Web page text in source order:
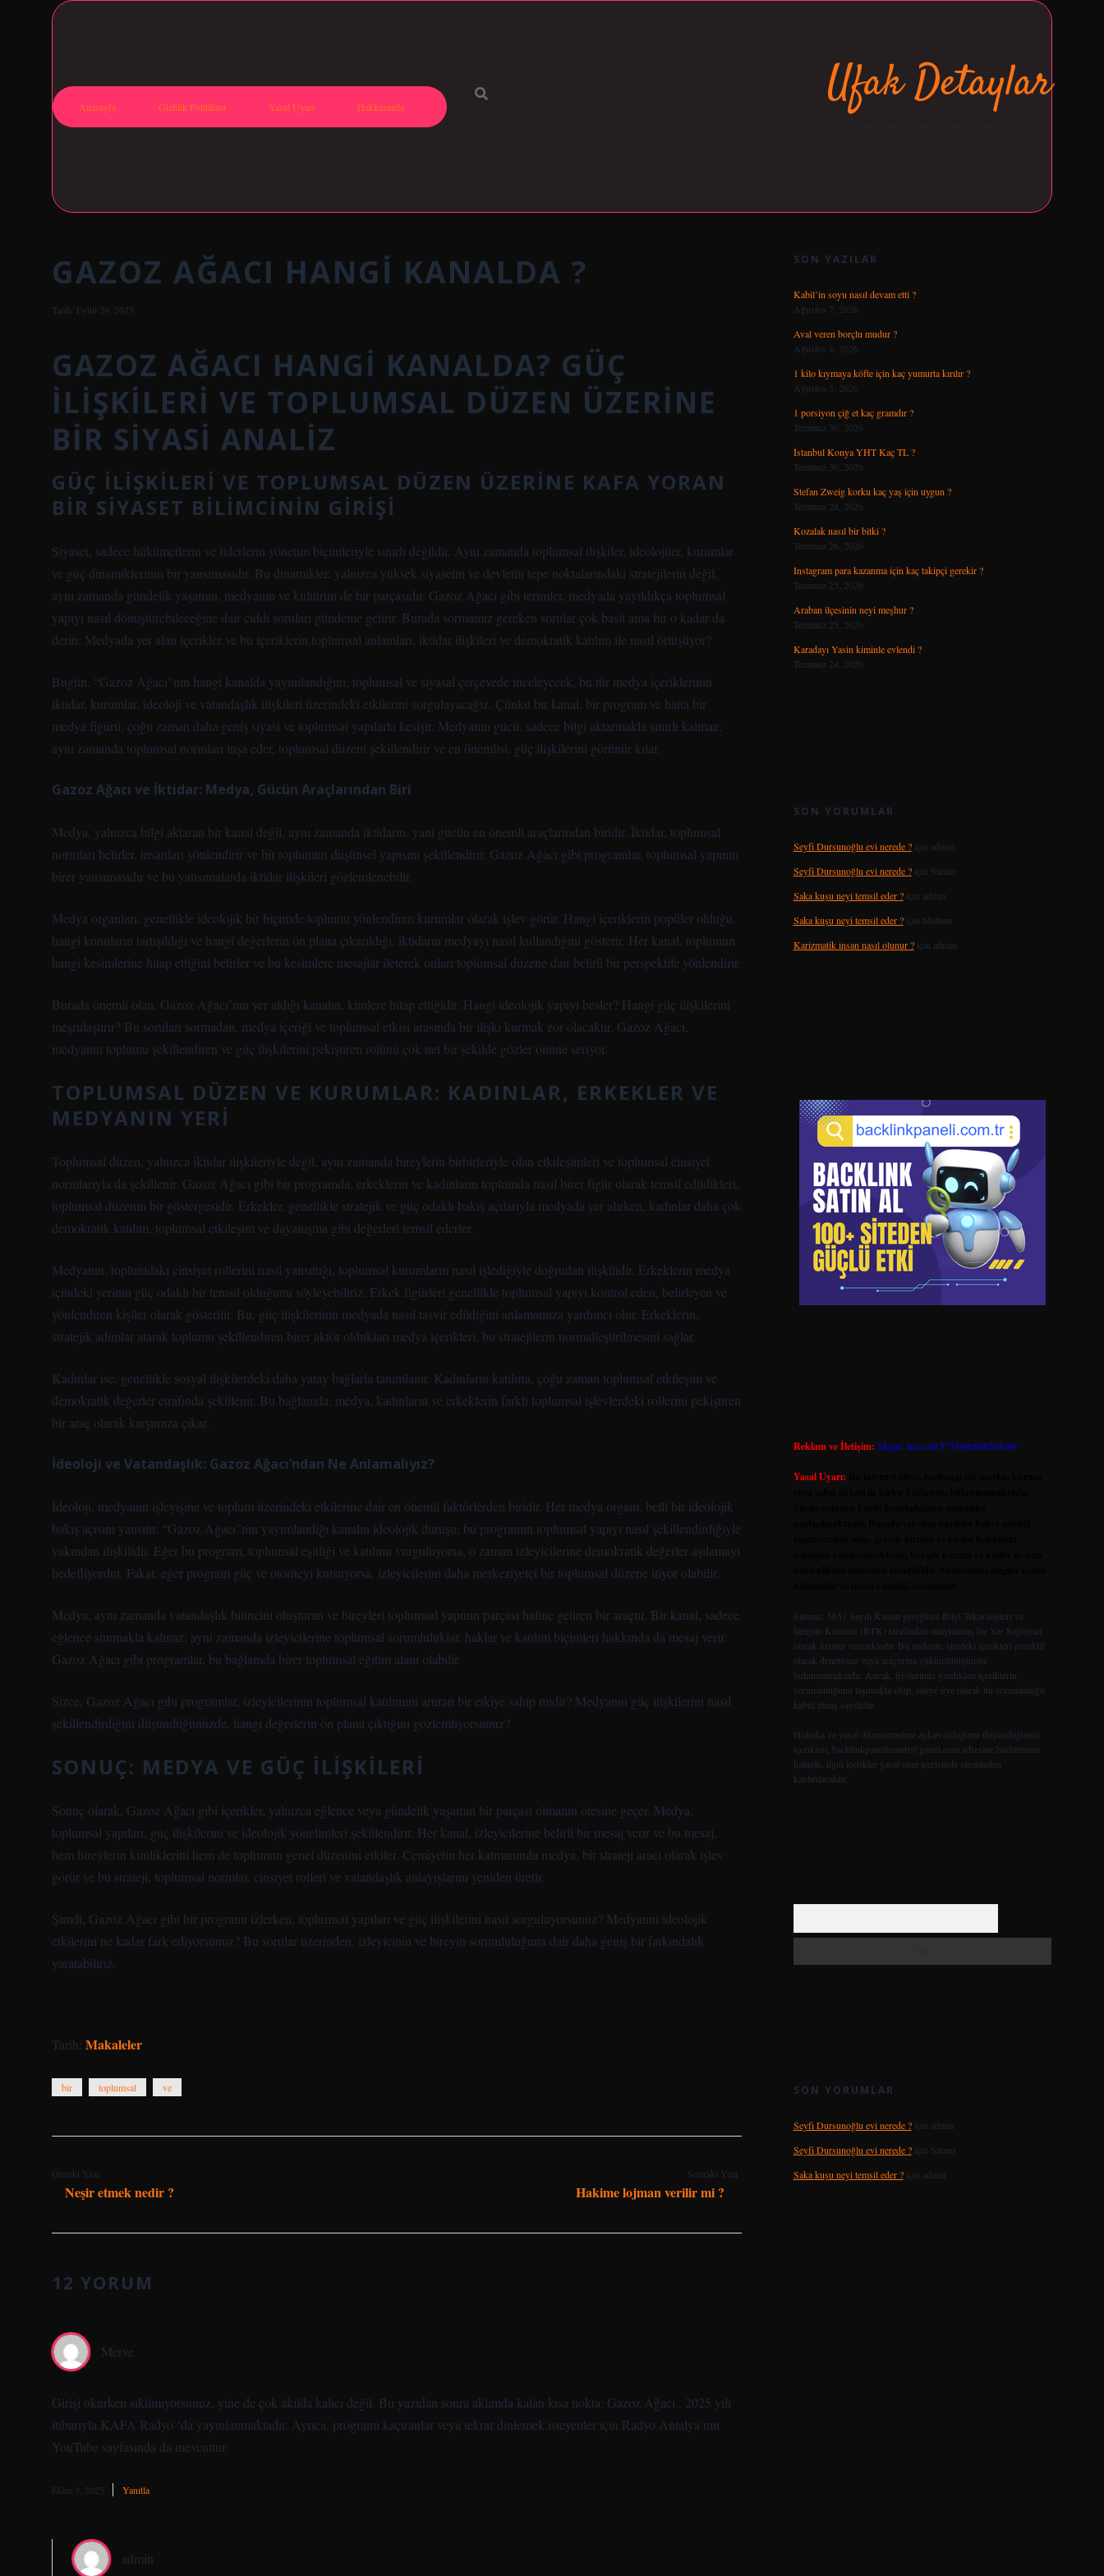
Anasayfa Gizlilik Politikası Yasal Uyarı Hakkımızda Ufak Detaylar
GAZOZ AĞACI HANGI KANALDA ?
Tarih: Eylül 29, 2025
GAZOZ AĞACI HANGI KANALDA? GÜÇ
İLIŞKILERI VE TOPLUMSAL DÜZEN ÜZERINE
BIR SIYASI ANALIZ
GÜÇ İLIŞKILERI VE TOPLUMSAL DÜZEN ÜZERINE KAFA YORAN
BIR SIYASET BILIMCININ GIRIŞI
Siyaset, sadece hükümetlerin ve liderlerin yönetim biçimleriyle sınırlı değildir. Aynı zamanda toplumsal ilişkiler, ideolojiler, kurumlar
ve güç dinamiklerinin bir yansımasıdır. Bu dinamikler, yalnızca yüksek siyasetin ve devletin tepe noktalarındaki stratejilerin değil,
aynı zamanda gündelik yaşamın, medyanın ve kültürün de bir parçasıdır. Gazoz Ağacı gibi terimler, medyada yayıldıkça toplumsal
yapıyı nasıl dönüştürebileceğine dair ciddi soruları gündeme getirir. Burada sormamız gereken sorular çok basit ama bir o kadar da
derin: Medyada yer alan içerikler ve bu içeriklerin toplumsal anlamları, iktidar ilişkileri ve demokratik katılım ile nasıl örtüşüyor?
Bugün, “Gazoz Ağacı”nın hangi kanalda yayımlandığını, toplumsal ve siyasal çerçevede inceleyecek, bu tür medya içeriklerinin
iktidar, kurumlar, ideoloji ve vatandaşlık ilişkileri üzerindeki etkilerini sorgulayacağız. Çünkü bir kanal, bir program ve hatta bir
medya figürü, çoğu zaman daha geniş siyasi ve toplumsal yapılarla kesişir. Medyanın gücü, sadece bilgi aktarmakla sınırlı kalmaz;
aynı zamanda toplumsal normları inşa eder, toplumsal düzeni şekillendirir ve en önemlisi, güç ilişkilerini görünür kılar.
Gazoz Ağacı ve İktidar: Medya, Gücün Araçlarından Biri
Medya, yalnızca bilgi aktaran bir kanal değil, aynı zamanda iktidarın, yani gücün en önemli araçlarından biridir. İktidar, toplumsal
normları belirler, insanları yönlendirir ve bir toplumun düşünsel yapısını şekillendirir. Gazoz Ağacı gibi programlar, toplumsal yapının
birer yansımasıdır ve bu yansımalarda iktidar ilişkileri gözlemlenebilir.
Medya organları, genellikle ideolojik bir biçimde toplumu yönlendiren kurumlar olarak işlev görür. Hangi içeriklerin popüler olduğu,
hangi konuların tartışıldığı ve hangi değerlerin ön plana çıkarıldığı, iktidarın medyayı nasıl kullandığını gösterir. Her kanal, toplumun
hangi kesimlerine hitap ettiğini belirler ve bu kesimlere mesajlar ileterek onları toplumsal düzene dair belirli bir perspektife yönlendirir.
Burada önemli olan, Gazoz Ağacı’nın yer aldığı kanalın, kimlere hitap ettiğidir. Hangi ideolojik yapıyı besler? Hangi güç ilişkilerini
meşrulaştırır? Bu soruları sormadan, medya içeriği ve toplumsal etkisi arasında bir ilişki kurmak zor olacaktır. Gazoz Ağacı,
medyanın toplumu şekillendiren ve güç ilişkilerini pekiştiren rolünü çok net bir şekilde gözler önüne seriyor.
TOPLUMSAL DÜZEN VE KURUMLAR: KADINLAR, ERKEKLER VE
MEDYANIN YERI
Toplumsal düzen, yalnızca iktidar ilişkileriyle değil, aynı zamanda bireylerin birbirleriyle olan etkileşimleri ve toplumsal cinsiyet
normlarıyla da şekillenir. Gazoz Ağacı gibi bir programda, erkeklerin ve kadınların toplumda nasıl birer figür olarak temsil edildikleri,
toplumsal düzenin bir göstergesidir. Erkekler, genellikle stratejik ve güç odaklı bakış açılarıyla medyada yer alırken, kadınlar daha çok
demokratik katılım, toplumsal etkileşim ve dayanışma gibi değerleri temsil ederler.
Medyanın, toplumdaki cinsiyet rollerini nasıl yansıttığı, toplumsal kurumların nasıl işlediğiyle doğrudan ilişkilidir. Erkeklerin medya
içindeki yerinin güç odaklı bir temsil olduğunu söyleyebiliriz. Erkek figürleri genellikle toplumsal yapıyı kontrol eden, belirleyen ve
yönlendiren kişiler olarak gösterilir. Bu, güç ilişkilerinin medyada nasıl tasvir edildiğini anlamamıza yardımcı olur. Erkeklerin,
stratejik adımlar atarak toplumu şekillendiren birer aktör oldukları medya içerikleri, bu stratejilerin normalleştirilmesini sağlar.
Kadınlar ise, genellikle sosyal ilişkilerdeki daha yatay bağlarla tanımlanır. Kadınların katılımı, çoğu zaman toplumsal etkileşim ve
demokratik değerler etrafında şekillenir. Bu bağlamda, medya, kadınların ve erkeklerin farklı toplumsal işlevlerdeki rollerini pekiştiren
bir araç olarak karşımıza çıkar.
İdeoloji ve Vatandaşlık: Gazoz Ağacı’ndan Ne Anlamalıyız?
İdeoloji, medyanın işleyişine ve toplum üzerindeki etkilerine dair en önemli faktörlerden biridir. Her medya organı, belli bir ideolojik
bakış açısını yansıtır. “Gazoz Ağacı”nın yayımlandığı kanalın ideolojik duruşu, bu programın toplumsal yapıyı nasıl şekillendirdiğiyle
yakından ilişkilidir. Eğer bu program, toplumsal eşitliği ve katılımı vurguluyorsa, o zaman izleyicilerine demokratik değerler aşılamayı
hedefliyordur. Fakat, eğer program güç ve otoriteyi kutsuyorsa, izleyicilerini daha merkeziyetçi bir toplumsal düzene itiyor olabilir.
Medya, aynı zamanda vatandaşlık bilincini oluşturan ve bireyleri toplumsal yapının parçası haline getiren bir araçtır. Bir kanal, sadece
eğlence sunmakla kalmaz; aynı zamanda izleyicilerine toplumsal sorumluluklar, haklar ve katılım biçimleri hakkında da mesaj verir.
Gazoz Ağacı gibi programlar, bu bağlamda birer toplumsal eğitim alanı olabilir.
Sizce, Gazoz Ağacı gibi programlar, izleyicilerinin toplumsal katılımını artıran bir etkiye sahip midir? Medyanın güç ilişkilerini nasıl
şekillendirdiğini düşündüğünüzde, hangi değerlerin ön plana çıktığını gözlemliyorsunuz?
SONUÇ: MEDYA VE GÜÇ İLIŞKILERI
Sonuç olarak, Gazoz Ağacı gibi içerikler, yalnızca eğlence veya gündelik yaşamın bir parçası olmanın ötesine geçer. Medya,
toplumsal yapıları, güç ilişkilerini ve ideolojik yönelimleri şekillendirir. Her kanal, izleyicilerine belirli bir mesaj verir ve bu mesaj,
hem bireylerin kimliklerini hem de toplumun genel düzenini etkiler. Cemiyetin her katmanında medya, bir strateji aracı olarak işlev
görür ve bu strateji, toplumsal normlar, cinsiyet rolleri ve vatandaşlık anlayışlarını yeniden üretir.
Şimdi, Gazoz Ağacı gibi bir programı izlerken, toplumsal yapıları ve güç ilişkilerini nasıl sorguluyorsunuz? Medyanın ideolojik
etkilerini ne kadar fark ediyorsunuz? Bu sorular üzerinden, izleyicinin ve bireyin sorumluluğuna dair daha geniş bir farkındalık
yaratabiliriz.
Tarih: Makaleler
bir toplumsal ve
Önceki Yazı
Neşir etmek nedir ?
Sonraki Yazı
Hakime lojman verilir mi ?
12 YORUM
Merve
Girişi okurken sıkılmıyorsunuz, yine de çok akılda kalıcı değil. Bu yazıdan sonra aklımda kalan kısa nokta: Gazoz Ağacı , 2025 yılı
itibarıyla KAFA Radyo ‘da yayınlanmaktadır. Ayrıca, programı kaçıranlar veya tekrar dinlemek isteyenler için Radyo Antalya’nın
YouTube sayfasında da mevcuttur.
Ekim 3, 2025 Yanıtla
admin
SON YAZILAR
Kabil’in soyu nasıl devam etti ?
Ağustos 7, 2026
Aval veren borçlu mudur ?
Ağustos 4, 2026
1 kilo kıymaya köfte için kaç yumurta kırılır ?
Ağustos 3, 2026
1 porsiyon çiğ et kaç gramdır ?
Temmuz 30, 2026
İstanbul Konya YHT Kaç TL ?
Temmuz 30, 2026
Stefan Zweig korku kaç yaş için uygun ?
Temmuz 28, 2026
Kozalak nasıl bir bitki ?
Temmuz 26, 2026
Instagram para kazanma için kaç takipçi gerekir ?
Temmuz 25, 2026
Araban ilçesinin neyi meşhur ?
Temmuz 25, 2026
Karadayı Yasin kiminle evlendi ?
Temmuz 24, 2026
SON YORUMLAR
Seyfi Dursunoğlu evi nerede ?için admin
Seyfi Dursunoğlu evi nerede ?için Samur
Saka kuşu neyi temsil eder ?için admin
Saka kuşu neyi temsil eder ?için Meltem
Karizmatik insan nasıl olunur ?için admin
Reklam ve İletişim: Skype: live:.cid.575569c608265c69
Yasal Uyarı:
Sitemiz, 5651 Sayılı Kanun gereğince Bilgi Teknolojileri ve
İletişim Kurumu (BTK) tarafından onaylanmış bir Yer Sağlayıcı
olarak hizmet vermektedir. Bu nedenle, sitedeki içerikleri proaktif
olarak denetleme veya araştırma yükümlülüğümüz
bulunmamaktadır. Ancak, üyelerimiz yazdıkları içeriklerin
sorumluluğunu taşımakta olup, siteye üye olarak bu sorumluluğu
kabul etmiş sayılırlar.
Hukuka ve yasal düzenlemelere aykırı olduğunu düşündüğünüz
içerikleri, backlinkpanelicomtr@gmail.com adresine bildirmeniz
halinde, ilgili içerikler yasal süre içerisinde sitemizden
kaldırılacaktır.
SON YORUMLAR
Seyfi Dursunoğlu evi nerede ?için admin
Seyfi Dursunoğlu evi nerede ?için Samur
Saka kuşu neyi temsil eder ?için admin